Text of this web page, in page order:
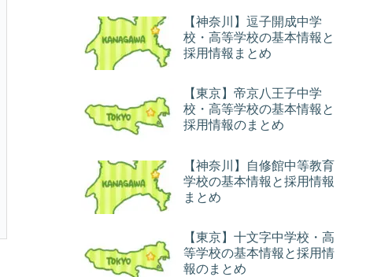
【神奈川】逗子開成中学
校・高等学校の基本情報と
採用情報まとめ
【東京】帝京八王子中学
校・高等学校の基本情報と
採用情報のまとめ
【神奈川】自修館中等教育
学校の基本情報と採用情報
まとめ
【東京】十文字中学校・高
等学校の基本情報と採用情
報のまとめ